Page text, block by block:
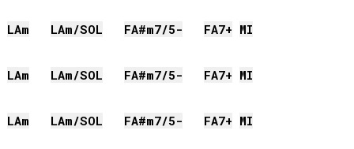
LAm LAm/SOL FA#m7/5- FA7+ MI
LAm LAm/SOL FA#m7/5- FA7+ MI
LAm LAm/SOL FA#m7/5- FA7+ MI